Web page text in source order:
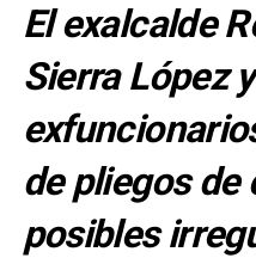
El exalcalde
Sierra López
de pliegos de
posibles